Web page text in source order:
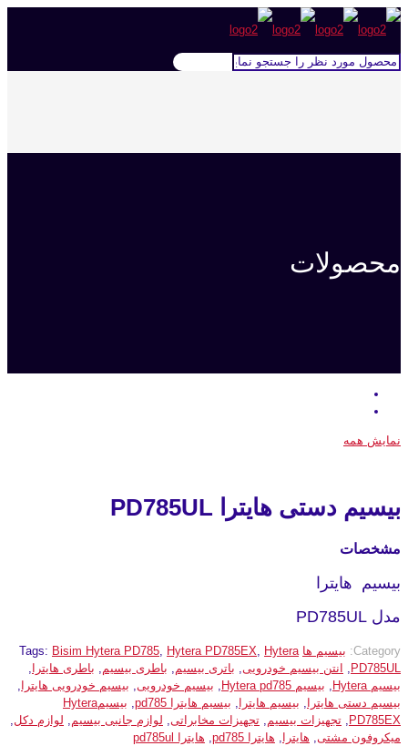
محصولات
نمایش همه
بیسیم دستی هایترا PD785UL
مشخصات
بیسیم هایترا
مدل PD785UL
Category: بیسیم ها Tags: Bisim Hytera PD785, Hytera PD785EX, Hytera
PD785UL
, انتن بیسیم خودرویی, باتری بیسیم, باطری بیسیم, باطری هایترا ,
بیسیم Hytera
, بیسیم Hytera pd785 , بیسیم خودرویی, بیسیم خودرویی هایترا ,
بیسیم دستی هایترا , بیسیم هایترا , بیسیم هایترا pd785 ,
بیسیمHytera
PD785EX
, تجهیزات بیسیم, تجهیزات مخابراتی, لوازم جانبی بیسیم, لوازم دکل,
میکروفون مشتی, هایترا , هایترا pd785 , هایترا pd785ul